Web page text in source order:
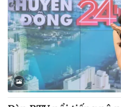
® Cấm sao chép dưới mọi hình
thuận bằng văn bản. Ghi rõ nguồn